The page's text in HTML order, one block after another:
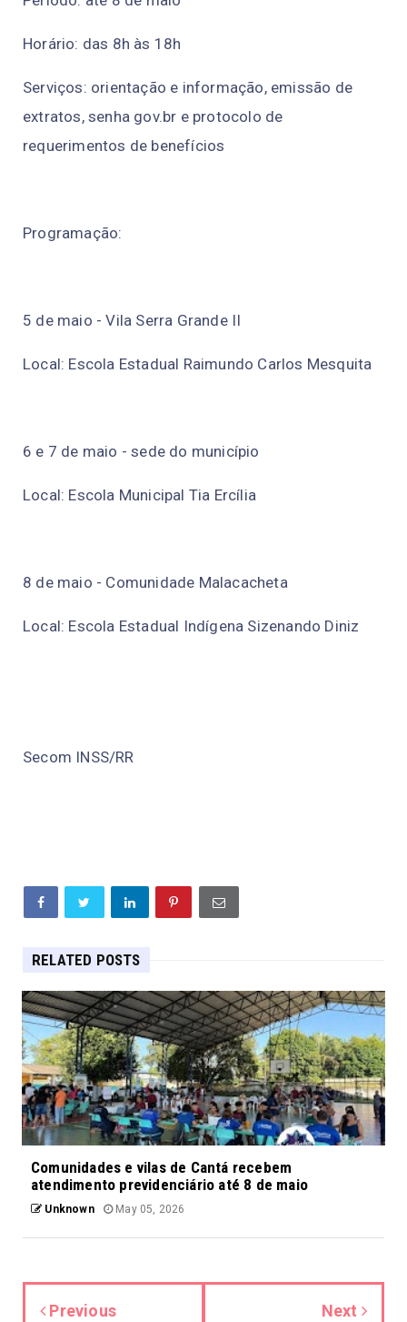
Horário: das 8h às 18h
Serviços: orientação e informação, emissão de
extratos, senha gov.br e protocolo de
requerimentos de benefícios
Programação:
5 de maio - Vila Serra Grande II
Local: Escola Estadual Raimundo Carlos Mesquita
6 e 7 de maio - sede do município
Local: Escola Municipal Tia Ercília
8 de maio - Comunidade Malacacheta
Local: Escola Estadual Indígena Sizenando Diniz
Secom INSS/RR
RELATED POSTS
Comunidades e vilas de Cantá recebem
atendimento previdenciário até 8 de maio
Unknown May 05, 2026
Previous Next